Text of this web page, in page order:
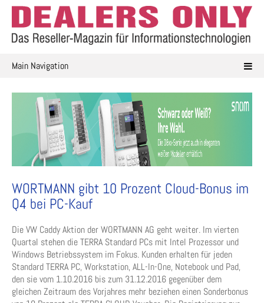
Skip
content
Main Navigation
WORTMANN gibt 10 Prozent Cloud-Bonus im
Q4 bei PC-Kauf
Die VW Caddy Aktion der WORTMANN AG geht weiter. Im vierten
Quartal stehen die TERRA Standard PCs mit Intel Prozessor und
Windows Betriebssystem im Fokus. Kunden erhalten für jeden
Standard TERRA PC, Workstation, ALL-In-One, Notebook und Pad,
den sie vom 1.10.2016 bis zum 31.12.2016 gegenüber dem
gleichen Zeitraum des Vorjahres mehr beziehen einen Sonderbonus